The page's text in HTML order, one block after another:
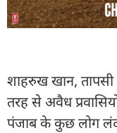
शाहरुख खान, तापसी
तरह से अवैध
पंजाब के कुछ लोग